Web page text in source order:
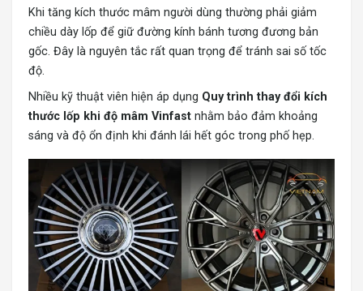
Khi tăng kích thước mâm người dùng thường phải giảm
chiều dày lốp để giữ đường kính bánh tương đương bản
gốc. Đây là nguyên tắc rất quan trọng để tránh sai số tốc
độ.
Nhiều kỹ thuật viên hiện áp dụng Quy trình thay đổi kích
thước lốp khi độ mâm Vinfast nhằm bảo đảm khoảng
sáng và độ ổn định khi đánh lái hết góc trong phố hẹp.